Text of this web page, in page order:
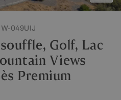
W-049UIJ
Golf, Lac
Views
Premium